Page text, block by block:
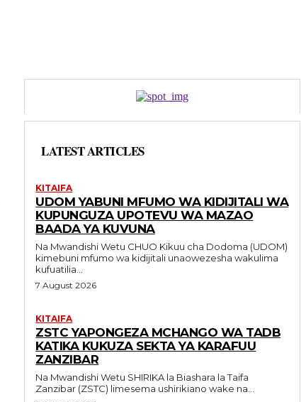
LATEST ARTICLES
KITAIFA
UDOM YABUNI MFUMO WA KIDIJITALI WA
KUPUNGUZA UPOTEVU WA MAZAO
BAADA YA KUVUNA
Na Mwandishi Wetu CHUO Kikuu cha Dodoma (UDOM)
kimebuni mfumo wa kidijitali unaowezesha wakulima
kufuatilia...
7 August 2026
KITAIFA
ZSTC YAPONGEZA MCHANGO WA TADB
KATIKA KUKUZA SEKTA YA KARAFUU
ZANZIBAR
Na Mwandishi Wetu SHIRIKA la Biashara la Taifa
Zanzibar (ZSTC) limesema ushirikiano wake na...